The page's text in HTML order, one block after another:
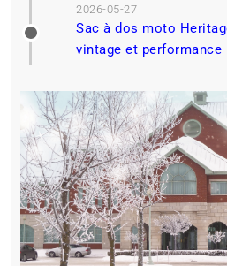
2026-05-27
Sac à dos moto
vintage et performance